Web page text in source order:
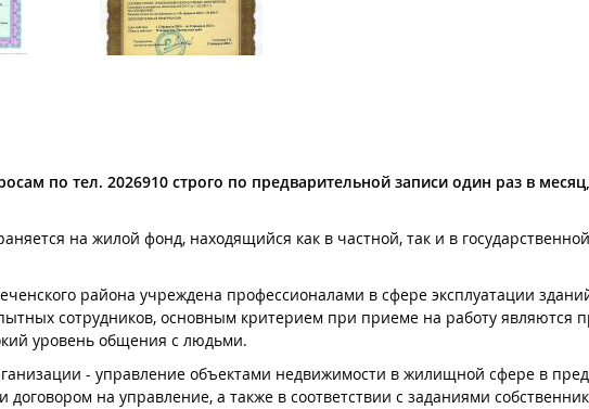
по тел. 2026910 строго по предварительной записи один раз в
на жилой фонд, находящийся как в частной, так и в
района учреждена профессионалами в сфере эксплуатации
сотрудников, основным критерием при приеме на работу являются
уровень общения с людьми.
- управление объектами недвижимости в жилищной сфере в
на управление, а также в соответствии с заданиями